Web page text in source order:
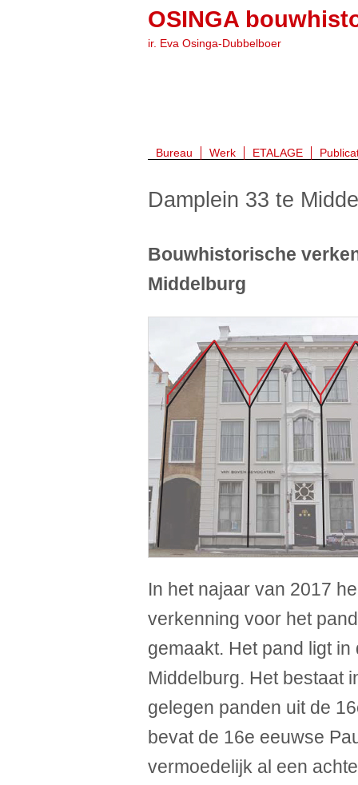
OSINGA
ir. Eva Osinga-Dubbelboer
Bureau Werk ETALAGE
Damplein 33 te
Bouwhistorische
Middelburg
In het najaar van 2017
verkenning voor het
gemaakt. Het pand ligt
Middelburg. Het bestaat
gelegen panden uit de
bevat de 16e eeuwse
vermoedelijk al een